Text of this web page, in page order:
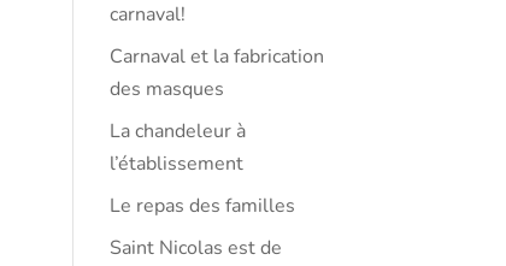
carnaval!
Carnaval et la fabrication
des masques
La chandeleur à
l’établissement
Le repas des familles
Saint Nicolas est de